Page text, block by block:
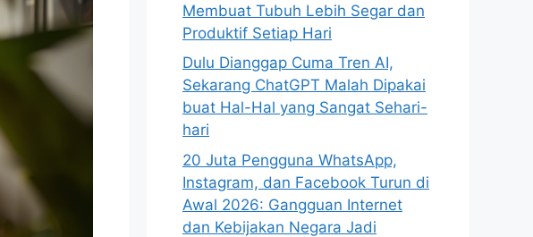
Membuat Tubuh Lebih Segar dan
Produktif Setiap Hari
Dulu Dianggap Cuma Tren AI,
Sekarang ChatGPT Malah Dipakai
buat Hal-Hal yang Sangat Sehari-
hari
20 Juta Pengguna WhatsApp,
Instagram, dan Facebook Turun di
Awal 2026: Gangguan Internet
dan Kebijakan Negara Jadi